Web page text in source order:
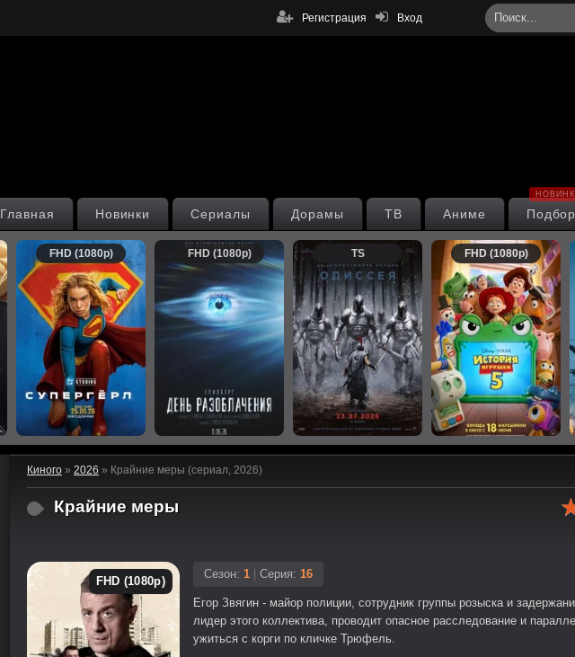
Вход
Регистрация
Аниме
ТВ
Дорамы
Сериалы
Новинки
Главная
FHD (1080p) FHD (1080p) TS FHD (1080p)
Киного » 2026 » Крайние меры (сериал, 2026)
Крайние меры
FHD (1080p)
Сезон: 1 Серия: 16
Егор Звягин - майор полиции, сотрудник группы розыска и
лидер этого коллектива, проводит опасное расследование и
ужиться с корги по кличке Трюфель.